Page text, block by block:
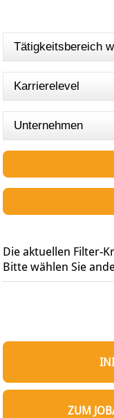
Tätigkeitsbereich
Karrierelevel
Unternehmen
Die aktuellen Filter-
Bitte wählen Sie
ZUM